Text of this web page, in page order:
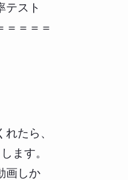
テスト
＝＝＝＝
たら、
ます。
画しか